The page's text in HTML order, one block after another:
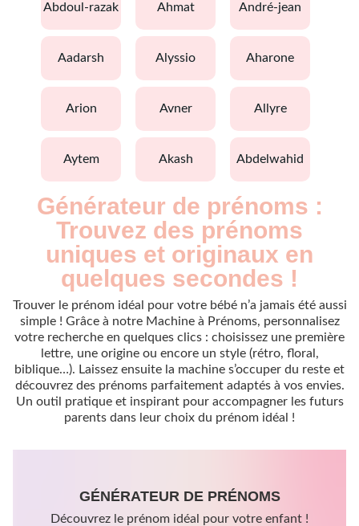
abdoul-razak ahmat andré-jean
aadarsh alyssio aharone
arion avner allyre
aytem akash abdelwahid
Générateur de prénoms :
Trouvez des prénoms
uniques et originaux en
quelques secondes !
Trouver le prénom idéal pour votre bébé n’a jamais été aussi
simple ! Grâce à notre Machine à Prénoms, personnalisez
votre recherche en quelques clics : choisissez une première
lettre, une origine ou encore un style (rétro, floral,
biblique…). Laissez ensuite la machine s’occuper du reste et
découvrez des prénoms parfaitement adaptés à vos envies.
Un outil pratique et inspirant pour accompagner les futurs
parents dans leur choix du prénom idéal !
GÉNÉRATEUR DE PRÉNOMS
Découvrez le prénom idéal pour votre enfant !